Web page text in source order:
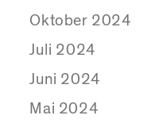
Oktober 2024
Juli 2024
Juni 2024
Mai 2024